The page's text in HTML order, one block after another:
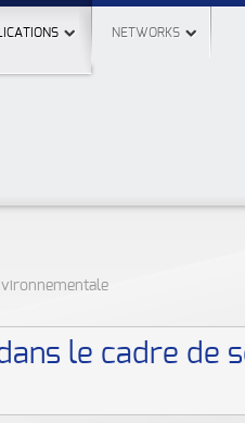
NETWORKS
le cadre de